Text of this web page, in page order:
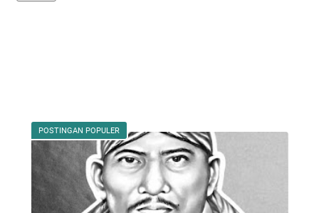
POSTINGAN POPULER